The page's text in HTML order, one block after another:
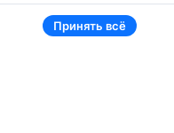
Принять всё